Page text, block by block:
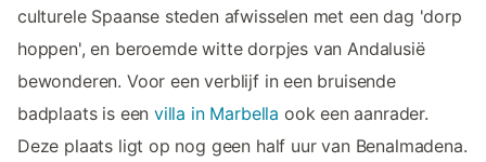
culturele Spaanse steden afwisselen met een dag 'dorp
hoppen', en beroemde witte dorpjes van Andalusië
bewonderen. Voor een verblijf in een bruisende
badplaats is eenvilla in Marbella ook een aanrader.
Deze plaats ligt op nog geen half uur van Benalmadena.